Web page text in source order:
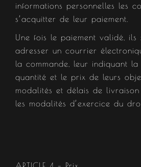
informations personnelles les
s’acquitter de leur paiement.
Une fois le paiement validé, ils
adresser un courrier
la commande, leur indiquant
quantité et le prix de leurs
modalités et délais de
les modalités d’exercice du